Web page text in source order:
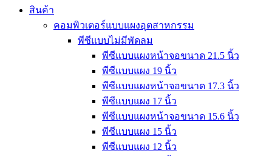
สินค้า
คอมพิวเตอร์แบบแผงอุตสาหกรรม
พีซีแบบไม่มีพัดลม
พีซีแบบแผงหน้าจอขนาด 21.5 นิ้ว
พีซีแบบแผง 19 นิ้ว
พีซีแบบแผงหน้าจอขนาด 17.3 นิ้ว
พีซีแบบแผง 17 นิ้ว
พีซีแบบแผงหน้าจอขนาด 15.6 นิ้ว
พีซีแบบแผง 15 นิ้ว
พีซีแบบแผง 12 นิ้ว